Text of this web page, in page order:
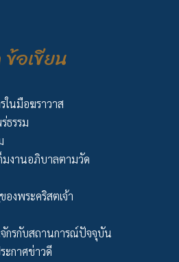
อเขียน
นมือฆราวาส
ธรรม
มงานอภิบาลตามวัด
งพระคริสตเจ้า
กรกับสถานการณ์ปัจจุบัน
ะกาศข่าวดี